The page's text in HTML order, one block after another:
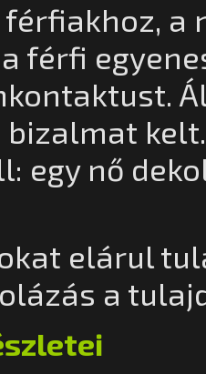
a
férfi
egy nő
elárul
a